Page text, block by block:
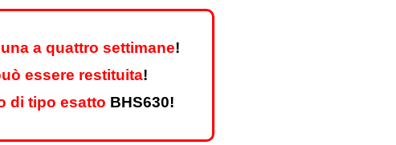
una a quattro settimane!
essere restituita!
di tipo esatto BHS630!